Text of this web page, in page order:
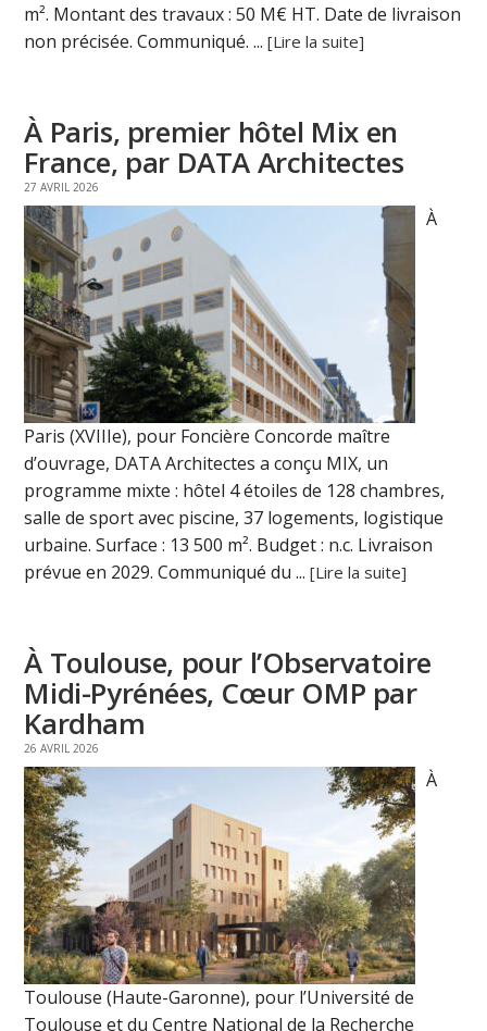
m². Montant des travaux : 50 M€ HT. Date de livraison
non précisée. Communiqué. ...[Lire la suite]
À Paris, premier hôtel Mix en
France, par DATA Architectes
27 AVRIL 2026
À
Paris (XVIIIe), pour Foncière Concorde maître
d’ouvrage, DATA Architectes a conçu MIX, un
programme mixte : hôtel 4 étoiles de 128 chambres,
salle de sport avec piscine, 37 logements, logistique
urbaine. Surface : 13 500 m². Budget : n.c. Livraison
prévue en 2029. Communiqué du ...[Lire la suite]
À Toulouse, pour l’Observatoire
Midi-Pyrénées, Cœur OMP par
Kardham
26 AVRIL 2026
À
Toulouse (Haute-Garonne), pour l’Université de
Toulouse et du Centre National de la Recherche